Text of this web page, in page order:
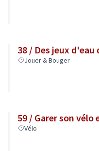
38 / Des jeux
Jouer & Bouger
59 / Garer son vélo
Vélo